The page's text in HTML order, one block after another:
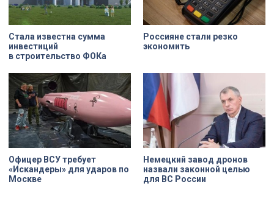
Стала известна сумма
инвестиций
в строительство ФОКа
Россияне стали резко
экономить
Офицер ВСУ требует
«Искандеры» для ударов по
Москве
Немецкий завод дронов
назвали законной целью
для ВС России